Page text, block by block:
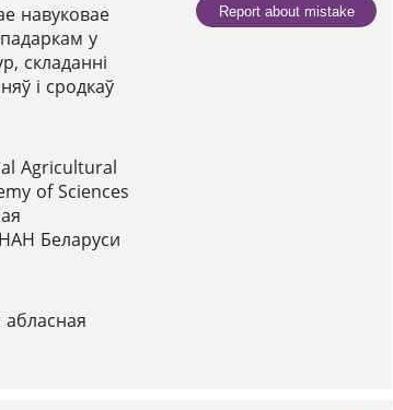
навуковае
у
складанні
і сродкаў
Agricultural
of Sciences
Беларуси
абласная
Report about mistake